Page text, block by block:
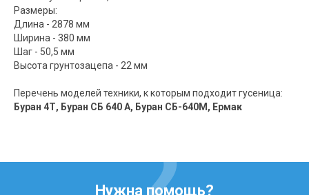
Размеры:
Длина - 2878 мм
Ширина - 380 мм
Шаг - 50,5 мм
Высота грунтозацепа - 22 мм
Перечень моделей техники, к которым подходит гусеница:
Буран 4Т, Буран СБ 640 А, Буран СБ-640М, Ермак
Нужна помощь?